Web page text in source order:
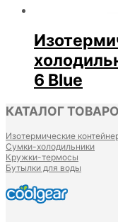
6 Blue
КАТАЛОГ
Изотермические
Сумки-холодильники
Кружки-термосы
Бутылки для воды